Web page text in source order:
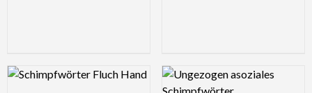
Logo Preview Image Logo Preview Image